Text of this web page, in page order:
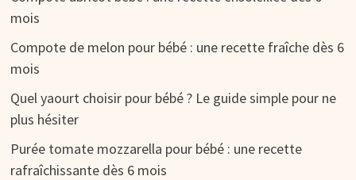
mois
Compote de melon pour bébé : une recette fraîche dès 6
mois
Quel yaourt choisir pour bébé ? Le guide simple pour ne
plus hésiter
Purée tomate mozzarella pour bébé : une recette
rafraîchissante dès 6 mois